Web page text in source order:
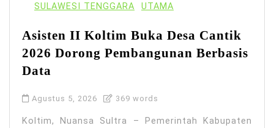
SULAWESI TENGGARA
UTAMA
Asisten II Koltim Buka Desa Cantik
2026 Dorong Pembangunan Berbasis
Data
Agustus 5, 2026 369 words
Koltim, Nuansa Sultra – Pemerintah Kabupaten